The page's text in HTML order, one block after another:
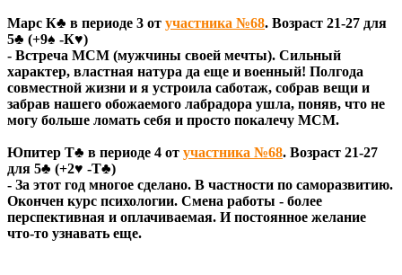
Марс К♣ в периоде 3 от участника №68. Возраст 21-27 для
5♣ (+9♠ -К♥)
- Встреча МСМ (мужчины своей мечты). Сильный
характер, властная натура да еще и военный! Полгода
совместной жизни и я устроила саботаж, собрав вещи и
забрав нашего обожаемого лабрадора ушла, поняв, что не
могу больше ломать себя и просто покалечу МСМ.
Юпитер Т♣ в периоде 4 от участника №68. Возраст 21-27
для 5♣ (+2♥ -Т♣)
- За этот год многое сделано. В частности по саморазвитию.
Окончен курс психологии. Смена работы - более
перспективная и оплачиваемая. И постоянное желание
что-то узнавать еще.